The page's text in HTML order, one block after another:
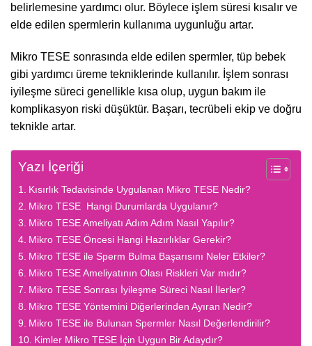
belirlemesine yardımcı olur. Böylece işlem süresi kısalır ve
elde edilen spermlerin kullanıma uygunluğu artar.
Mikro TESE sonrasında elde edilen spermler, tüp bebek
gibi yardımcı üreme tekniklerinde kullanılır. İşlem sonrası
iyileşme süreci genellikle kısa olup, uygun bakım ile
komplikasyon riski düşüktür. Başarı, tecrübeli ekip ve doğru
teknikle artar.
Yazı İçeriği
Kısırlık Tedavisinde Uygulanan Mikro TESE Nedir?
Mikro TESE Hangi Durumlarda Uygulanır?
Mikro TESE Ameliyatı Adım Adım Nasıl Yapılır?
Mikro TESE Öncesi Hangi Hazırlıklar Gerekir?
Mikro TESE ile Sperm Bulma Başarısını Neler Etkiler?
Mikro TESE Ameliyatının Olası Riskleri Var mıdır?
Mikro TESE Sonrası İyileşme Süreci Nasıl İlerler?
Mikro TESE Yöntemini Diğerlerinden Ayıran Nedir?
Mikro TESE ile Bulunan Spermler Nasıl Değerlendirilir?
Kimler Mikro TESE İçin Uygun Bir Adaydır?